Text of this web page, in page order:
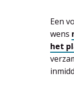
Een
wens
het